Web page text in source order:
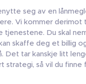
seg av en
Vi kommer derimot
tjenestene. Du skal
skaffe deg et billig
Det tar kanskje litt
strategi, så vil du finne